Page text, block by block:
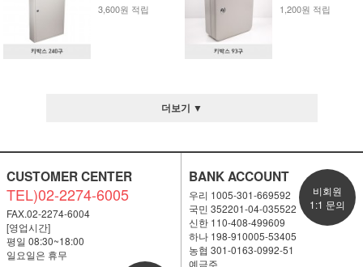
3,600원 적립 1,200원 적립
더보기 ▼
CUSTOMER CENTER
TEL)02-2274-6005
FAX.02-2274-6004
[영업시간]
평일 08:30~18:00
일요일은 휴무
BANK ACCOUNT
우리 1005-301-669592
국민 352201-04-035522
신한 110-408-499609
하나 198-910005-53405
농협 301-0163-0992-51
예금주
비회원
1:1 문의